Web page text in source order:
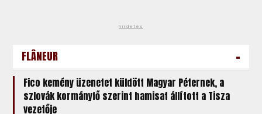
hirdetés
FLÂNEUR -
Fico kemény üzenetet küldött Magyar Péternek, a
szlovák kormányfő szerint hamisat állított a Tisza
vezetője